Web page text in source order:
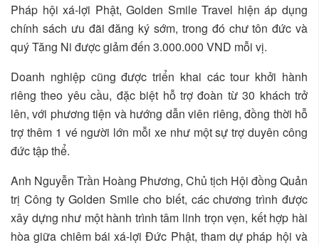
Pháp hội xá-lợi Phật, Golden Smile Travel hiện áp dụng
chính sách ưu đãi đăng ký sớm, trong đó chư tôn đức và
quý Tăng Ni được giảm đến 3.000.000 VND mỗi vị.
Doanh nghiệp cũng được triển khai các tour khởi hành
riêng theo yêu cầu, đặc biệt hỗ trợ đoàn từ 30 khách trở
lên, với phương tiện và hướng dẫn viên riêng, đồng thời hỗ
trợ thêm 1 vé người lớn mỗi xe như một sự trợ duyên công
đức tập thể.
Anh Nguyễn Trần Hoàng Phương, Chủ tịch Hội đồng Quản
trị Công ty Golden Smile cho biết, các chương trình được
xây dựng như một hành trình tâm linh trọn vẹn, kết hợp hài
hòa giữa chiêm bái xá-lợi Đức Phật, tham dự pháp hội và